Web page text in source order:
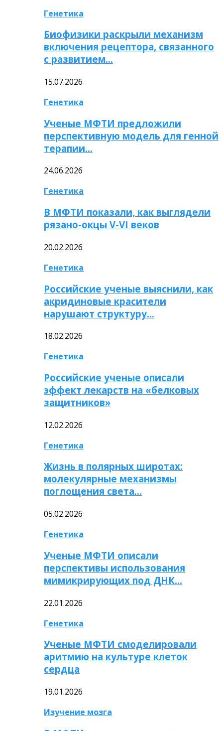
Генетика
Биофизики раскрыли механизм
включения рецептора, связанного
с развитием…
15.07.2026
Генетика
Ученые МФТИ предложили
перспективную модель для генной
терапии…
24.06.2026
Генетика
В МФТИ показали, как выглядели
рязано-окцы V-VI веков
20.02.2026
Генетика
Российские ученые выяснили, как
акридиновые красители
нарушают структуру…
18.02.2026
Генетика
Российские ученые описали
эффект лекарств на «белковых
защитников»
12.02.2026
Генетика
Жизнь в полярных широтах:
молекулярные механизмы
поглощения света…
05.02.2026
Генетика
Ученые МФТИ описали
перспективы использования
мимикрирующих под ДНК…
22.01.2026
Генетика
Ученые МФТИ смоделировали
аритмию на культуре клеток
сердца
19.01.2026
Изучение мозга